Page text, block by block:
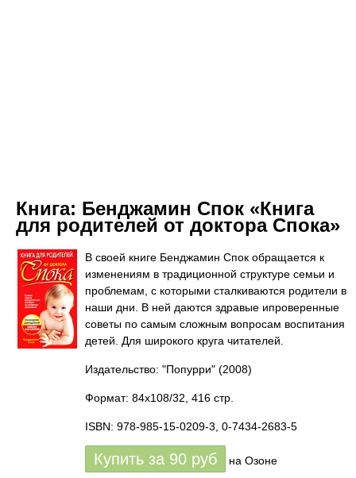
Книга: Бенджамин Спок «Книга
для родителей от доктора Спока»
В своей книге Бенджамин Спок обращается к
изменениям в традиционной структуре семьи и
проблемам, с которыми сталкиваются родители в
наши дни. В ней даются здравые ипроверенные
советы по самым сложным вопросам воспитания
детей. Для широкого круга читателей.
Издательство: "Попурри" (2008)
Формат: 84x108/32, 416 стр.
ISBN: 978-985-15-0209-3, 0-7434-2683-5
Купить за 90 руб на Озоне